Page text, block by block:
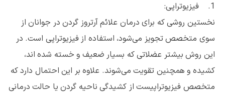
1. فیزیوتراپی:
نخستین روشی که برای درمان علائم آرتروز گردن در جوانان از
سوی متخصص تجویز می‌شود، استفاده از فیزیوتراپی است. در
این روش بیشتر عضلاتی که بسیار ضعیف و خسته شده اند،
کشیده و همچنین تقویت می‌شوند. علاوه بر این احتمال دارد که
متخصص فیزیوتراپیست از کشیدگی ناحیه گردن یا حالت درمانی